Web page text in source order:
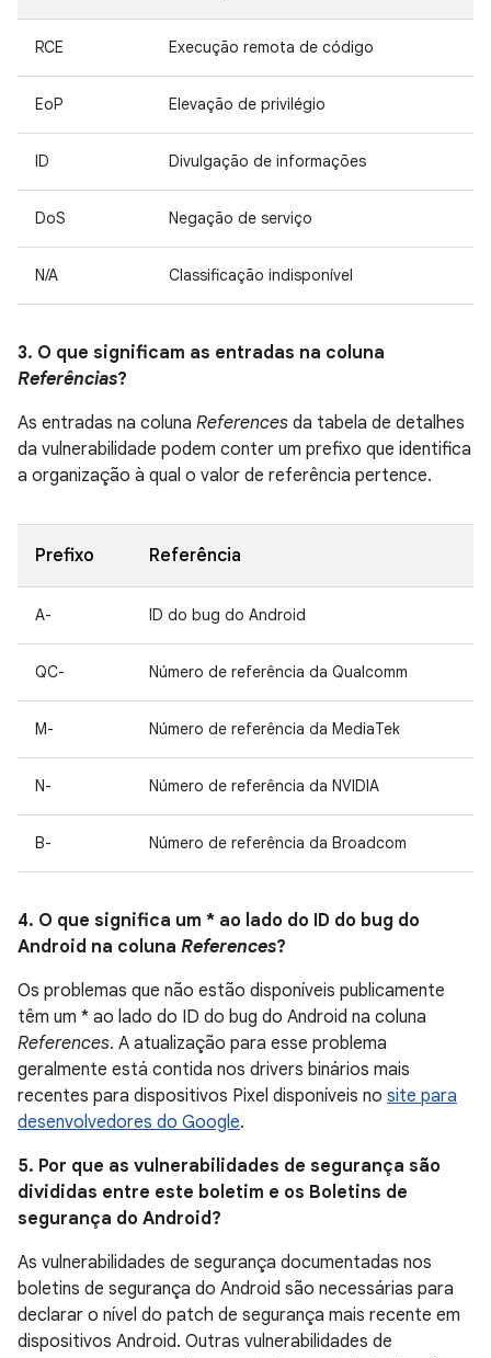
RCE Execução remota de código
EoP Elevação de privilégio
ID Divulgação de informações
DoS Negação de serviço
N/A Classificação indisponível
3. O que significam as entradas na coluna
Referências?
As entradas na coluna References da tabela de detalhes
da vulnerabilidade podem conter um prefixo que identifica
a organização à qual o valor de referência pertence.
Prefixo Referência
A- ID do bug do Android
QC- Número de referência da Qualcomm
M- Número de referência da MediaTek
N- Número de referência da NVIDIA
B- Número de referência da Broadcom
4. O que significa um * ao lado do ID do bug do
Android na coluna References?
Os problemas que não estão disponíveis publicamente
têm um * ao lado do ID do bug do Android na coluna
References. A atualização para esse problema
geralmente está contida nos drivers binários mais
recentes para dispositivos Pixel disponíveis no site para
desenvolvedores do Google.
5. Por que as vulnerabilidades de segurança são
divididas entre este boletim e os Boletins de
segurança do Android?
As vulnerabilidades de segurança documentadas nos
boletins de segurança do Android são necessárias para
declarar o nível do patch de segurança mais recente em
dispositivos Android. Outras vulnerabilidades de